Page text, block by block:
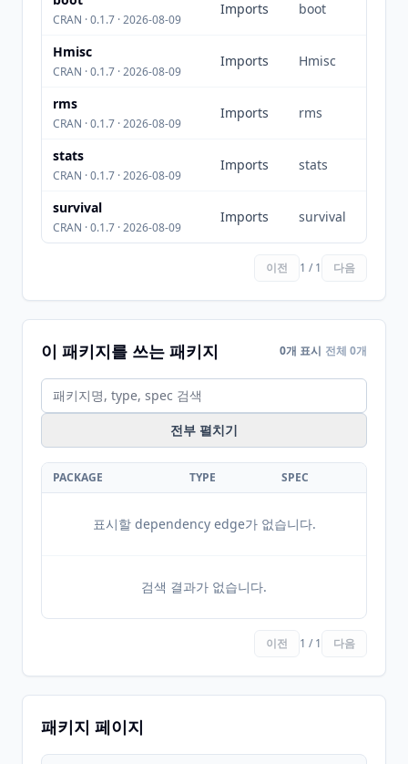
CRAN · 0.1.7 · 2026-08-09
Imports boot
Hmisc
CRAN · 0.1.7 · 2026-08-09
Imports Hmisc
rms
CRAN · 0.1.7 · 2026-08-09
Imports rms
stats
CRAN · 0.1.7 · 2026-08-09
Imports stats
survival
CRAN · 0.1.7 · 2026-08-09
Imports survival
이전 1 / 1 다음
이 패키지를 쓰는 패키지 0개 표시 전체 0개
전부 펼치기
PACKAGE TYPE SPEC
표시할 dependency edge가 없습니다.
검색 결과가 없습니다.
이전 1 / 1 다음
패키지 페이지